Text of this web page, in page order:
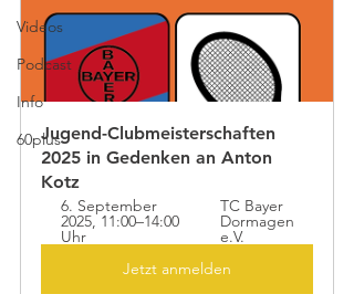
Videos
Podcast
Info
60plusJugend-Clubmeisterschaften
2025 in Gedenken an Anton
Kotz
6. September
2025, 11:00–14:00
Uhr
TC Bayer
Dormagen
e.V.
Jetzt anmelden